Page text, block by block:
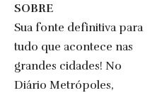
SOBRE
Sua fonte definitiva para
tudo que acontece nas
grandes cidades! No
Diário Metrópoles,